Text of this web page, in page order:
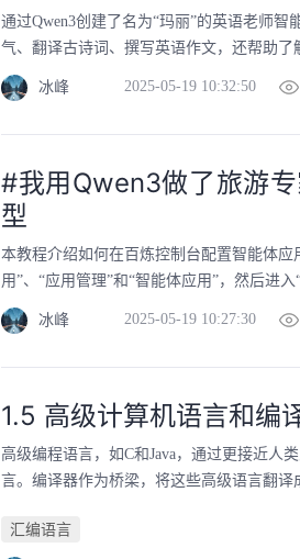
通过Qwen3创建了名为“玛丽”的英语老师
气、翻译古诗词、撰写英语作文，还帮助
冰峰 2025-05-19 10:32:50
#我用Qwen3做了旅游
型
本教程介绍如何在百炼控制台配置智能体
用”、“应用管理”和“智能体应用”，然后进
冰峰 2025-05-19 10:27:30
1.5 高级计算机语言和编
高级编程语言，如C和Java，通过更接近人
言。编译器作为桥梁，将这些高级语言翻译
汇编语言